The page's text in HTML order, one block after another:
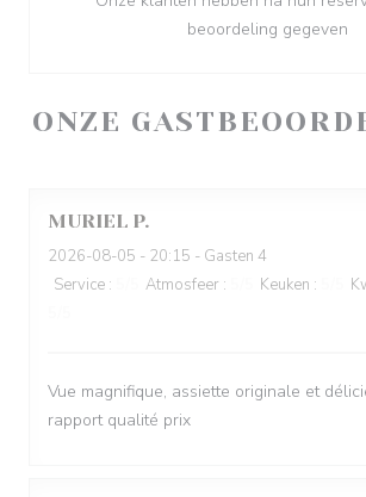
ONZE
MURIEL P
2026-08-05 - 20:15 - Gasten 4
Service : Atmosfeer : Keuken :
Vue magnifique, assiette originale et
rapport qualité prix
beoordeling gegeven